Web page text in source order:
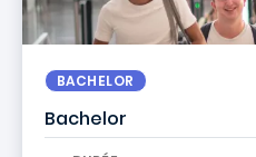
BACHELOR
Bachelor